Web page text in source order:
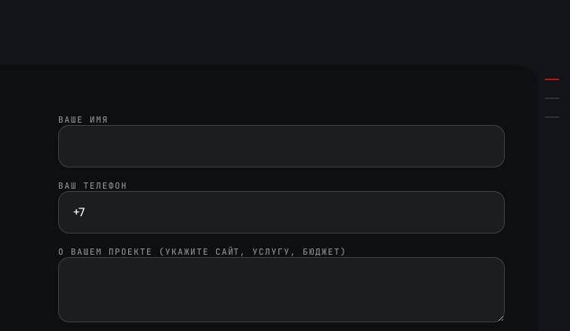
ВАШЕ ИМЯ
ВАШ ТЕЛЕФОН
О ВАШЕМ ПРОЕКТЕ (УКАЖИТЕ САЙТ, УСЛУГУ, БЮДЖЕТ)